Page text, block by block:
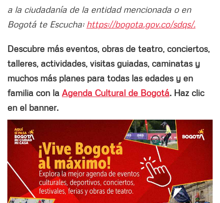
a la ciudadanía de la entidad mencionada o en
Bogotá te Escucha: https://bogota.gov.co/sdqs/.
Descubre más eventos, obras de teatro, conciertos,
talleres, actividades, visitas guiadas, caminatas y
muchos más planes para todas las edades y en
familia con la Agenda Cultural de Bogotá. Haz clic
en el banner.